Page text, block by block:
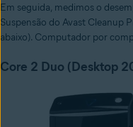
Em seguida, medimos o
Suspensão do Avast Cleanup
abaixo). Computador por
Core 2 Duo (Desktop